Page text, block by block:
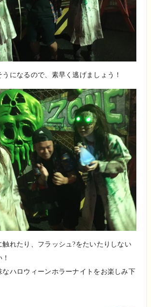
になるので、素早く逃げましょう！
触れたり、フラッシュ?をたいたりしない
なハロウィーンホラーナイトをお楽しみ下